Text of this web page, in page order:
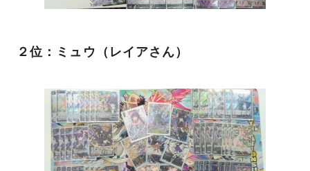
２位：ミュウ（レイアさん）